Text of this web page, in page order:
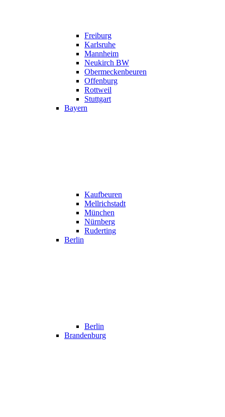
Freiburg
Karlsruhe
Mannheim
Neukirch BW
Obermeckenbeuren
Offenburg
Rottweil
Stuttgart
Bayern
Kaufbeuren
Mellrichstadt
München
Nürnberg
Ruderting
Berlin
Berlin
Brandenburg